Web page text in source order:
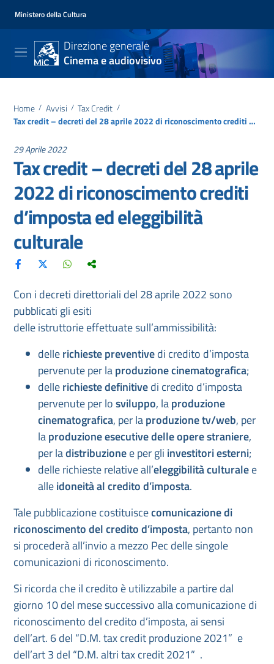
Ministero della Cultura
Direzione generale
Cinema e audiovisivo
Home / Avvisi / Tax Credit /
Tax credit – decreti del 28 aprile 2022 di riconoscimento crediti d’imposta ed eleggibilità culturale
29 Aprile 2022
Tax credit – decreti del 28 aprile
2022 di riconoscimento crediti
d’imposta ed eleggibilità
culturale
Con i decreti direttoriali del 28 aprile 2022 sono
pubblicati gli esiti
delle istruttorie effettuate sull’ammissibilità:
dellerichieste preventivedi credito d’imposta
pervenute per laproduzione cinematografica;
dellerichieste definitivedi credito d’imposta
pervenute per losviluppo, laproduzione
cinematografica, per laproduzione tv/web, per
laproduzione esecutive delle opere straniere,
per ladistribuzionee per gli investitori esterni;
delle richieste relative all’eleggibilità culturalee
alleidoneità al credito d’imposta.
Tale pubblicazione costituiscecomunicazione di
riconoscimento del credito d’imposta, pertanto non
si procederà all’invio a mezzo Pec delle singole
comunicazioni di riconoscimento.
Si ricorda che il credito è utilizzabile a partire dal
giorno 10 del mese successivo alla comunicazione di
riconoscimento del credito d’imposta, ai sensi
dell’art. 6 del “D.M. tax credit produzione 2021” e
dell’art 3 del “D.M. altri tax credit 2021” .